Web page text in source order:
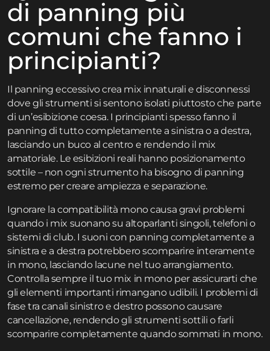
di panning più
comuni che fanno i
principianti?
Il panning eccessivo crea mix innaturali e disconnessi
dove gli strumenti si sentono isolati piuttosto che parte
di un’esibizione coesa. I principianti spesso fanno il
panning di tutto completamente a sinistra o a destra,
lasciando un buco al centro e rendendo il mix
amatoriale. Le esibizioni reali hanno posizionamento
sottile – non ogni strumento ha bisogno di panning
estremo per creare ampiezza e separazione.
Ignorare la compatibilità mono causa gravi problemi
quando i mix suonano su altoparlanti singoli, telefoni o
sistemi di club. I suoni con panning completamente a
sinistra e a destra potrebbero scomparire interamente
in mono, lasciando lacune nel tuo arrangiamento.
Controlla sempre il tuo mix in mono per assicurarti che
gli elementi importanti rimangano udibili. I problemi di
fase tra canali sinistro e destro possono causare
cancellazione, rendendo gli strumenti sottili o farli
scomparire completamente quando sommati in mono.